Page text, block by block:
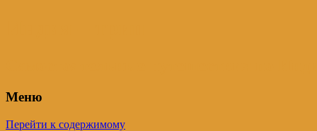
Меню
Перейти к содержимому